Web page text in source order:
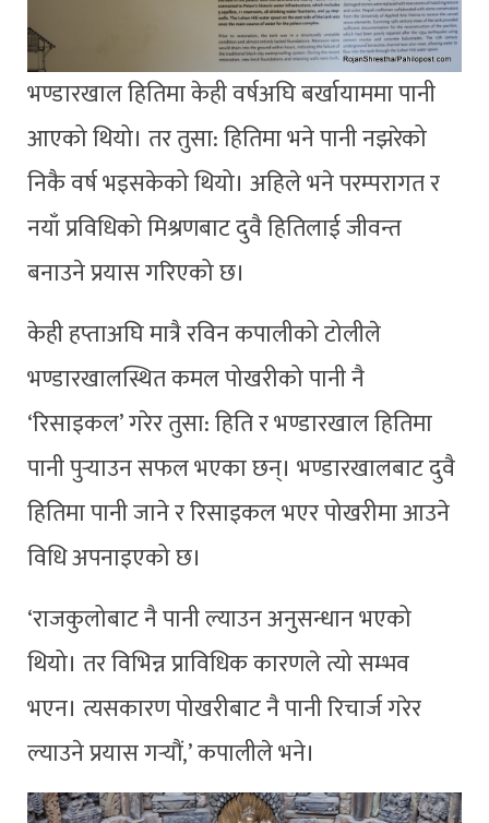
भण्डारखाल हितिमा केही वर्षअघि बर्खायाममा पानी
आएको थियो। तर तुसा: हितिमा भने पानी नझरेको
निकै वर्ष भइसकेको थियो। अहिले भने परम्परागत र
नयाँ प्रविधिको मिश्रणबाट दुवै हितिलाई जीवन्त
बनाउने प्रयास गरिएको छ।
केही हप्ताअघि मात्रै रविन कपालीको टोलीले
भण्डारखालस्थित कमल पोखरीको पानी नै
‘रिसाइकल’ गरेर तुसा: हिति र भण्डारखाल हितिमा
पानी पुर्‍याउन सफल भएका छन्। भण्डारखालबाट दुवै
हितिमा पानी जाने र रिसाइकल भएर पोखरीमा आउने
विधि अपनाइएको छ।
‘राजकुलोबाट नै पानी ल्याउन अनुसन्धान भएको
थियो। तर विभिन्न प्राविधिक कारणले त्यो सम्भव
भएन। त्यसकारण पोखरीबाट नै पानी रिचार्ज गरेर
ल्याउने प्रयास गर्‍यौं,’ कपालीले भने।